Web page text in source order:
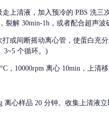
上清液，加入预冷的 PBS 洗三
解 30min-1h，或者配合超声波
或间断摇动离心管，使蛋白充
3~5 个循环。)
，10000rpm 离心 10min，上清
离心样品 20 分钟。收集上清液